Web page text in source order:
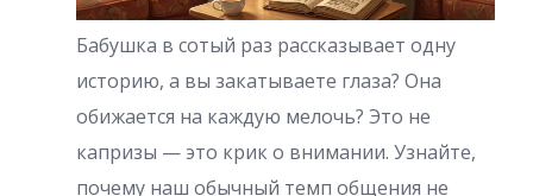
Бабушка в сотый раз рассказывает одну
историю, а вы закатываете глаза? Она
обижается на каждую мелочь? Это не
капризы — это крик о внимании. Узнайте,
почему наш обычный темп общения не